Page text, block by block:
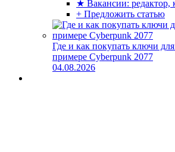
★ Вакансии: редактор,
+ Предложить статью
Где и как покупать ключи
примере Cyberpunk 2077
04.08.2026